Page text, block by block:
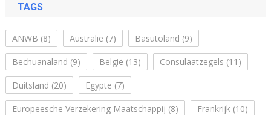
TAGS
ANWB (8) Australië (7) Basutoland (9)
Bechuanaland (9) België (13) Consulaatzegels (11)
Duitsland (20) Egypte (7)
Europeesche Verzekering Maatschappij (8) Frankrijk(10)